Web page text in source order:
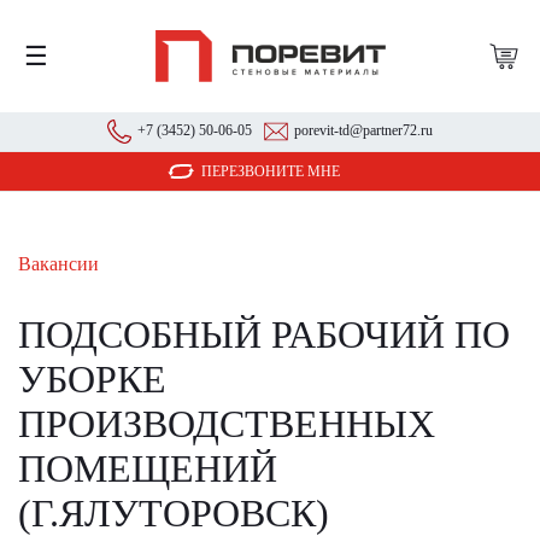
☰
+7 (3452) 50-06-05 porevit-td@partner72.ru
ПЕРЕЗВОНИТЕ МНЕ
Вакансии
ПОДСОБНЫЙ РАБОЧИЙ ПО
УБОРКЕ
ПРОИЗВОДСТВЕННЫХ
ПОМЕЩЕНИЙ
(Г.ЯЛУТОРОВСК)